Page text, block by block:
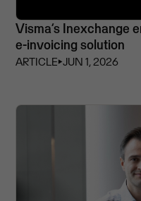
Visma’s Inexchange
e-invoicing solution
ARTICLE⏵JUN 1, 2026